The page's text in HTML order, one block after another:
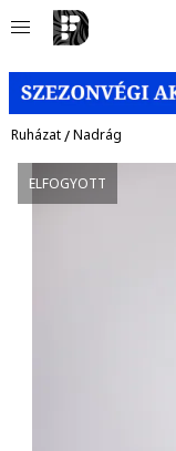
Ruházat/Nadrág
ELFOGYOTT